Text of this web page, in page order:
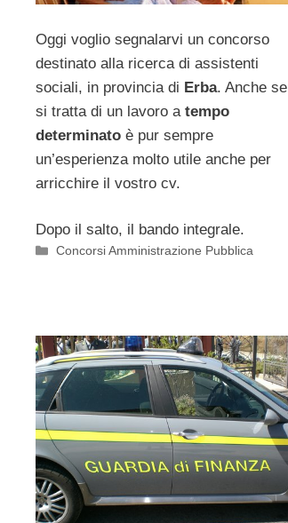
Oggi voglio segnalarvi un concorso
destinato alla ricerca di assistenti
sociali, in provincia di Erba. Anche se
si tratta di un lavoro a tempo
determinato è pur sempre
un’esperienza molto utile anche per
arricchire il vostro cv.
Dopo il salto, il bando integrale.
Categorie
Concorsi Amministrazione Pubblica